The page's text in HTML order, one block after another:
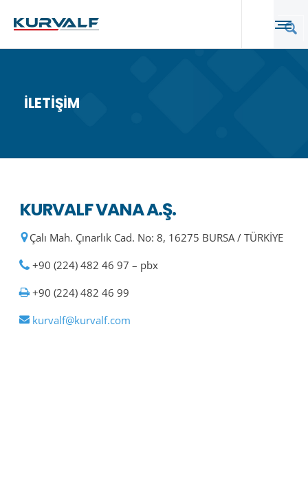
İLETIŞIM
KURVALF VANA A.Ş.
Çalı Mah. Çınarlık Cad. No: 8, 16275 BURSA / TÜRKİYE
+90 (224) 482 46 97 – pbx
+90 (224) 482 46 99
kurvalf@kurvalf.com